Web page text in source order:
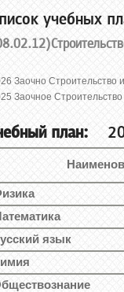
учебных
Заочно Строительство
Заочное
план:
язык